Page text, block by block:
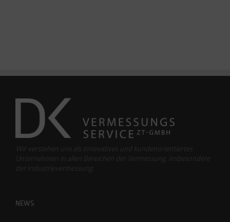
Wir verstehen uns als innovatives und kundenorientiertes
Unternehmen in allen Bereichen der Vermessung, insbesondere
der Industrievermessung.
NEWS